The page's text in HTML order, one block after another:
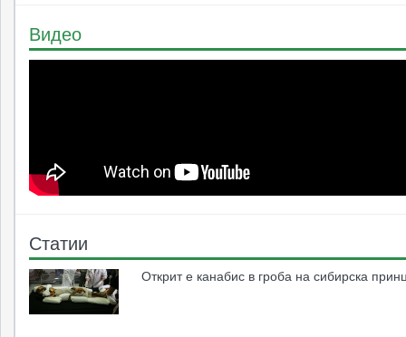
Видео
Статии
Открит е канабис в гроба на сибирска